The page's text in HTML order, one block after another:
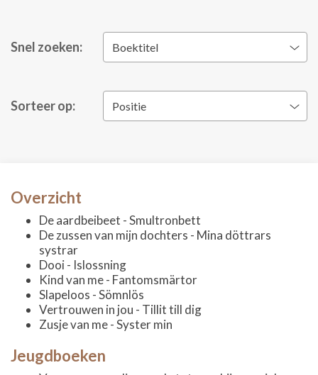
Snel zoeken: Boektitel
Sorteer op: Positie
Overzicht
De aardbeibeet - Smultronbett
De zussen van mijn dochters - Mina döttrars
systrar
Dooi - Islossning
Kind van me - Fantomsmärtor
Slapeloos - Sömnlös
Vertrouwen in jou - Tillit till dig
Zusje van me - Syster min
Jeugdboeken